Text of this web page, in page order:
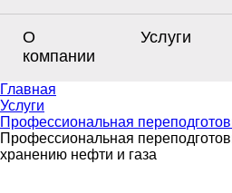
О
компании
Услуги
Главная
Услуги
Профессиональная
Профессиональная
хранению нефти и газа